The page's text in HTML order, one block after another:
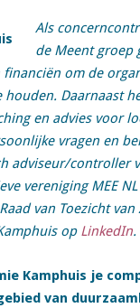
Als
de Meent groep
om de
houden. Daarnaast
en advies voor
vragen en
adviseur/controller
vereniging MEE
van Toezicht
op LinkedIn.
Kamphuis je
van